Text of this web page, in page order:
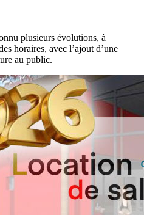
plusieurs évolutions, à
horaires, avec l’ajout d’une
au public.